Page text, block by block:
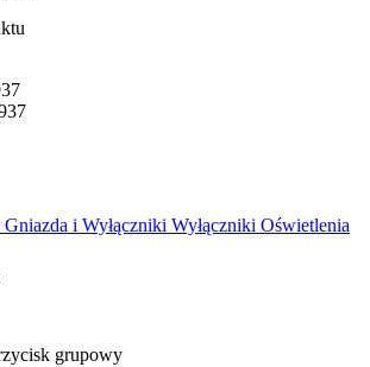
Gniazda i Wyłączniki Wyłączniki Oświetlenia
grupowy